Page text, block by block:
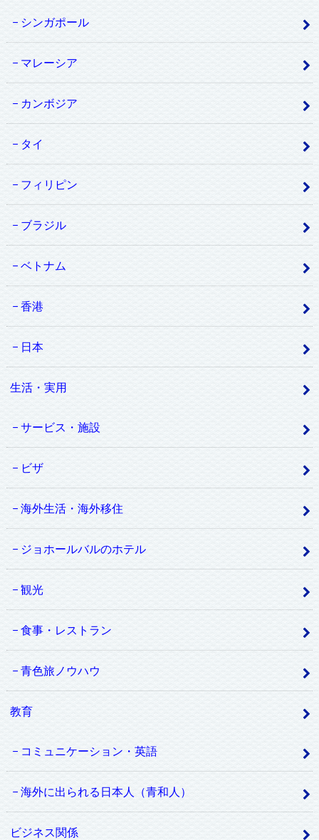
シンガポール
マレーシア
カンボジア
タイ
フィリピン
ブラジル
ベトナム
香港
日本
生活・実用
サービス・施設
ビザ
海外生活・海外移住
ジョホールバルのホテル
観光
食事・レストラン
青色旅ノウハウ
教育
コミュニケーション・英語
海外に出られる日本人（青和人）
ビジネス関係